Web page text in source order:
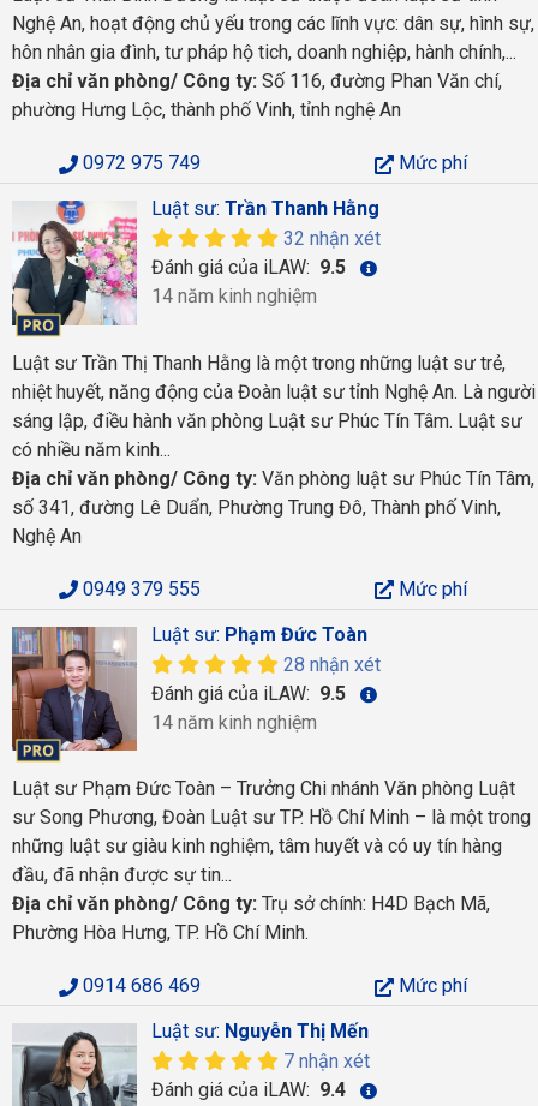
Nghệ An, hoạt động chủ yếu trong các lĩnh vực: dân sự, hình sự,
hôn nhân gia đình, tư pháp hộ tich, doanh nghiệp, hành chính,...
Địa chỉ văn phòng/ Công ty: Số 116, đường Phan Văn chí,
phường Hưng Lộc, thành phố Vinh, tỉnh nghệ An
0972 975 749
Mức phí
Luật sư: Trần Thanh Hằng
32 nhận xét
Đánh giá của iLAW: 9.5
14 năm kinh nghiệm
Luật sư Trần Thị Thanh Hằng là một trong những luật sư trẻ,
nhiệt huyết, năng động của Đoàn luật sư tỉnh Nghệ An. Là người
sáng lập, điều hành văn phòng Luật sư Phúc Tín Tâm. Luật sư
có nhiều năm kinh...
Địa chỉ văn phòng/ Công ty: Văn phòng luật sư Phúc Tín Tâm,
số 341, đường Lê Duẩn, Phường Trung Đô, Thành phố Vinh,
Nghệ An
0949 379 555
Mức phí
Luật sư: Phạm Đức Toàn
28 nhận xét
Đánh giá của iLAW: 9.5
14 năm kinh nghiệm
Luật sư Phạm Đức Toàn – Trưởng Chi nhánh Văn phòng Luật
sư Song Phương, Đoàn Luật sư TP. Hồ Chí Minh – là một trong
những luật sư giàu kinh nghiệm, tâm huyết và có uy tín hàng
đầu, đã nhận được sự tin...
Địa chỉ văn phòng/ Công ty: Trụ sở chính: H4D Bạch Mã,
Phường Hòa Hưng, TP. Hồ Chí Minh.
0914 686 469
Mức phí
Luật sư: Nguyễn Thị Mến
7 nhận xét
Đánh giá của iLAW: 9.4